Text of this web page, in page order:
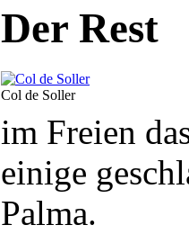
Der Rest
Col de Soller
im Freien
einige
Palma.